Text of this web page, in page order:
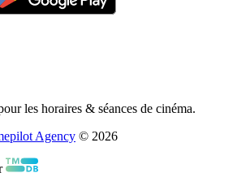
les horaires & séances de cinéma.
Agency © 2026